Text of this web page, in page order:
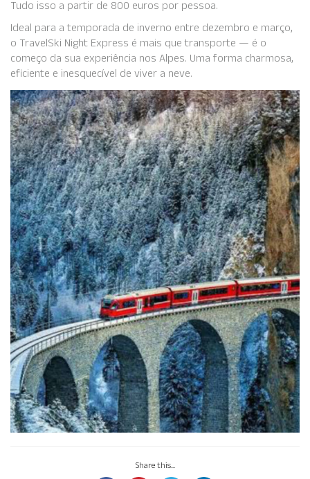
Tudo isso a partir de 800 euros por pessoa.
Ideal para a temporada de inverno entre dezembro e março,
o TravelSki Night Express é mais que transporte — é o
começo da sua experiência nos Alpes. Uma forma charmosa,
eficiente e inesquecível de viver a neve.
Share this...